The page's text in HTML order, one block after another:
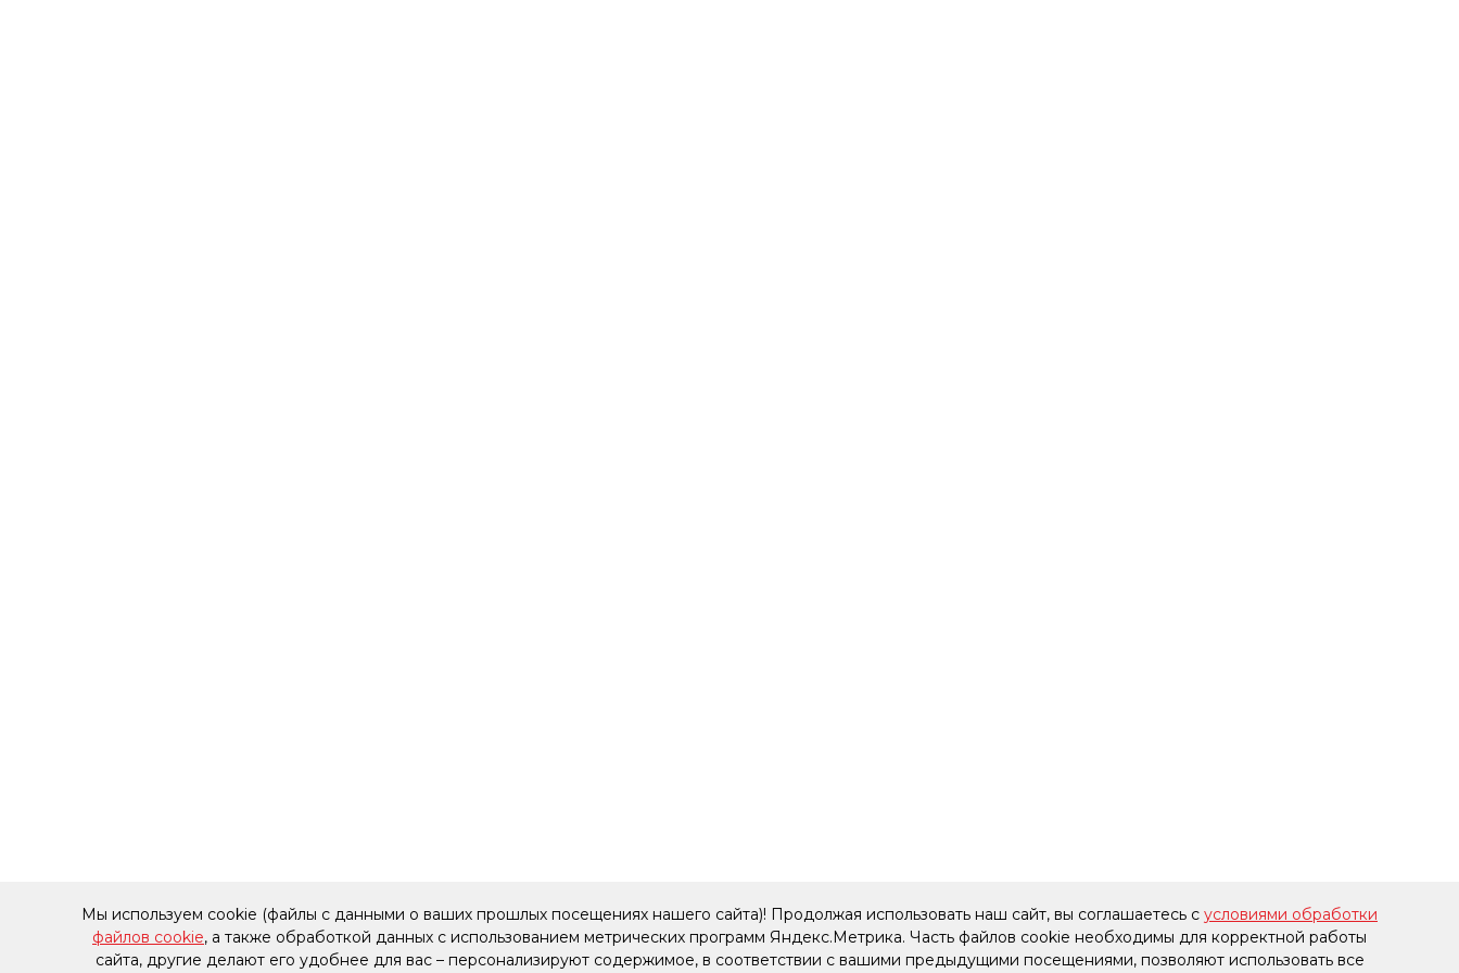
Мы используем cookie (файлы с данными о ваших прошлых посещениях нашего сайта)! Продолжая использовать наш сайт, вы соглашаетесь с условиями обработки
файлов cookie, а также обработкой данных с использованием метрических программ Яндекс.Метрика. Часть файлов cookie необходимы для корректной работы
сайта, другие делают его удобнее для вас – персонализируют содержимое, в соответствии с вашими предыдущими посещениями, позволяют использовать все